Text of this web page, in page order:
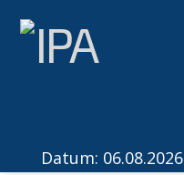
Datum: 06.08.2026